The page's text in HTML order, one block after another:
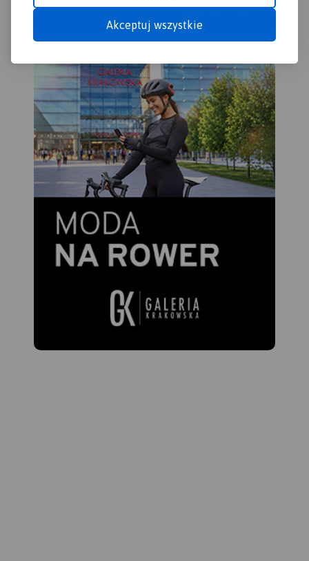
Akceptuj wszystkie
grodzisk, ruiny rycerskich
szlacheckie dworki, czy
niespotykane gdzie indziej
kamienne szałasy. W
regionie tym urodził się i
wychował Jan Paweł II, który
często wędrował po szlakach
tego Beskidu.
Wydawnictwo Compass
dokonało aktualizacji mapy
terenowych oraz w
konsultacji ze znakarzami
zachodzie po Dobczyce i
Rabkę-Zdrój na wschodzie.